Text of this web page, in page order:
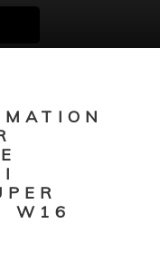
W16